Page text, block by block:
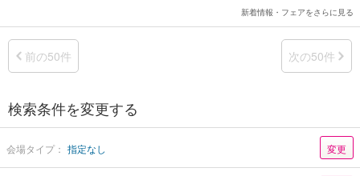
新着情報・フェアをさらに見る
前の50件 次の50件
検索条件を変更する
会場タイプ： 指定なし 変更